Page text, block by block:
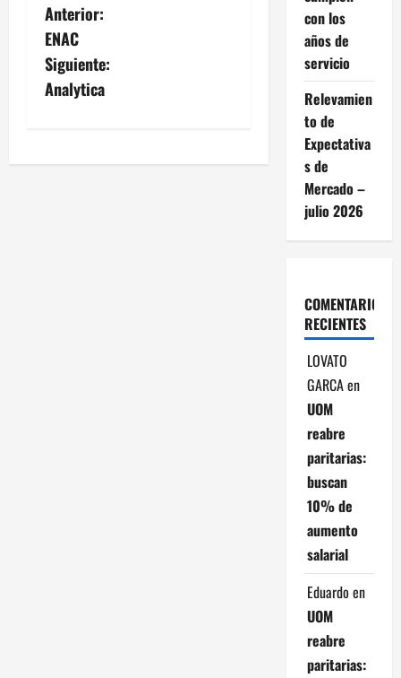
N
a
v
g
Anterior:
ENAC
Siguiente:
Analytica
con los
años de
servicio
Relevamien
to de
Expectativa
s de
Mercado –
julio 2026
COMENTARIOS
RECIENTES
LOVATO
GARCAen
UOM
reabre
paritarias:
buscan
10% de
aumento
salarial
Eduardo en
UOM
reabre
paritarias: